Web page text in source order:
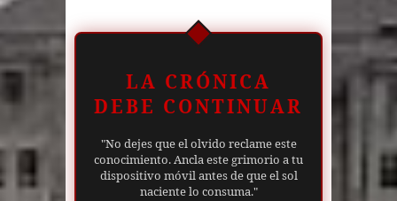
LA CRÓNICA
DEBE CONTINUAR
"No dejes que el olvido reclame este
conocimiento. Ancla este grimorio a tu
dispositivo móvil antes de que el sol
naciente lo consuma."